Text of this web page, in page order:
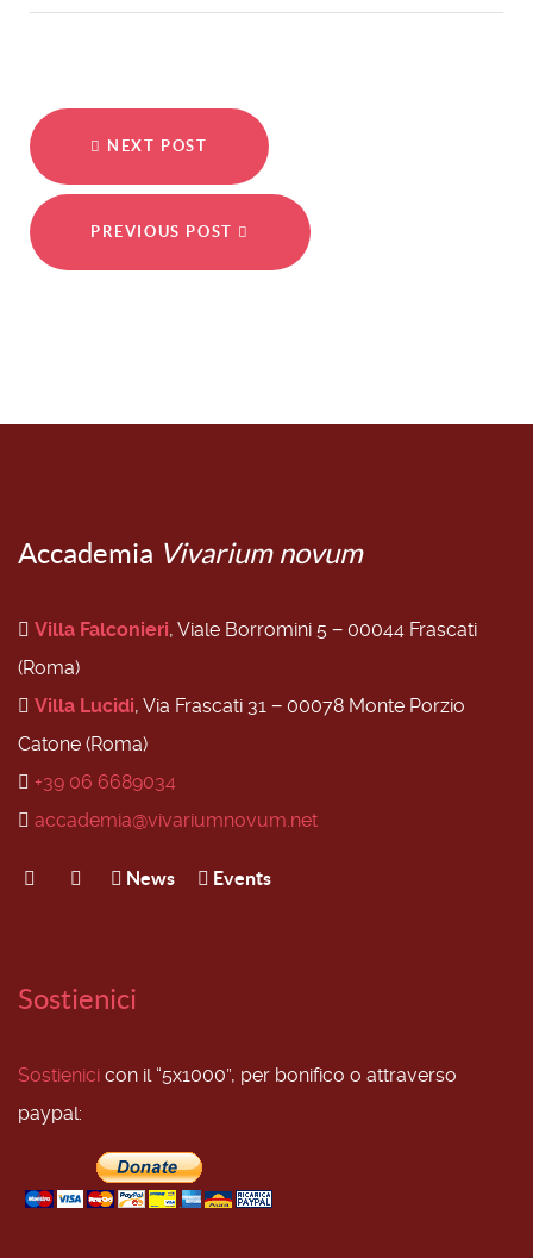
NEXT POST
PREVIOUS POST
Accademia Vivarium novum
Villa Falconieri, Viale Borromini 5 − 00044 Frascati
(Roma)
Villa Lucidi, Via Frascati 31 − 00078 Monte Porzio
Catone (Roma)
+39 06 6689034
accademia@vivariumnovum.net
News Events
Sostienici
Sostienici con il “5x1000”, per bonifico o attraverso
paypal: